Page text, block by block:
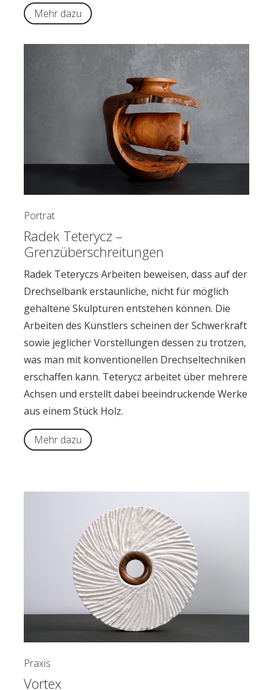
Mehr dazu
Porträt
Radek Teterycz –
Grenzüberschreitungen
Radek Teteryczs Arbeiten beweisen, dass auf der
Drechselbank erstaunliche, nicht für möglich
gehaltene Skulpturen entstehen können. Die
Arbeiten des Künstlers scheinen der Schwerkraft
sowie jeglicher Vorstellungen dessen zu trotzen,
was man mit konventionellen Drechseltechniken
erschaffen kann. Teterycz arbeitet über mehrere
Achsen und erstellt dabei beeindruckende Werke
aus einem Stück Holz.
Mehr dazu
Praxis
Vortex